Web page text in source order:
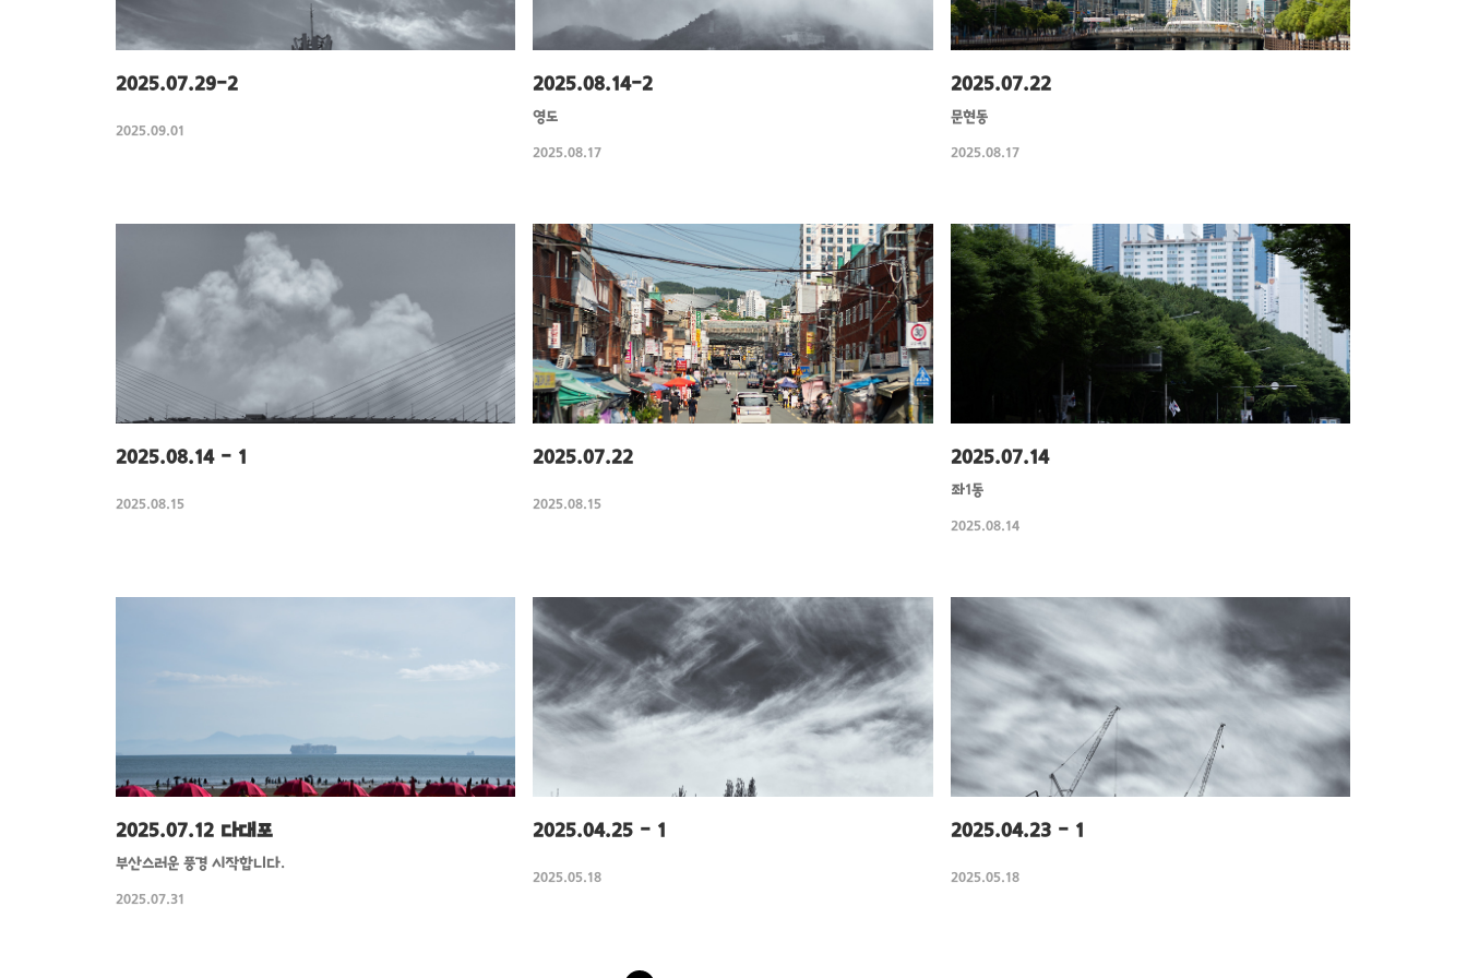
2025.07.29-2
2025.09.01
2025.08.14-2
영도
2025.08.17
2025.07.22
문현동
2025.08.17
2025.08.14 - 1
2025.08.15
2025.07.22
2025.08.15
2025.07.14
좌1동
2025.08.14
2025.07.12 다대포
부산스러운 풍경 시작합니다.
2025.07.31
2025.04.25 - 1
2025.05.18
2025.04.23 - 1
2025.05.18